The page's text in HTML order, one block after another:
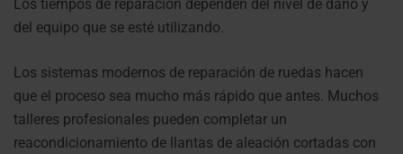
Los tiempos de reparación dependen del nivel de daño y
del equipo que se esté utilizando.
Los sistemas modernos de reparación de ruedas hacen
que el proceso sea mucho más rápido que antes. Muchos
talleres profesionales pueden completar un
reacondicionamiento de llantas de aleación cortadas con